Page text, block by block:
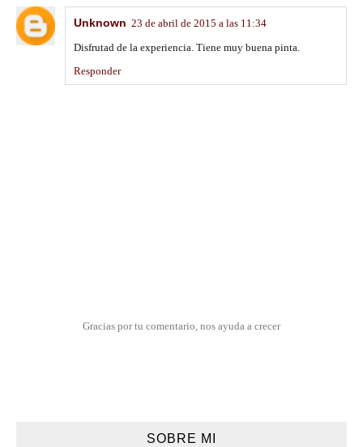
Unknown 23 de abril de 2015 a las 11:34
Disfrutad de la experiencia. Tiene muy buena pinta.
Responder
Gracias por tu comentario, nos ayuda a crecer
SOBRE MI